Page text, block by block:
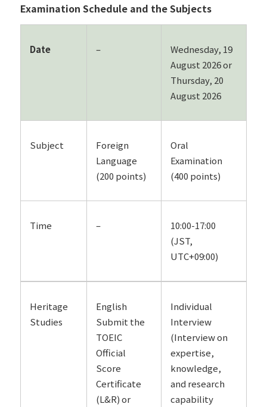
Examination Schedule and the Subjects
Date –
Wednesday, 19
August 2026 or
Thursday, 20
August 2026
Subject
Foreign
Language
(200 points)
Oral
Examination
(400 points)
Time –
10:00-17:00
(JST,
UTC+09:00)
Heritage
Studies
English
Submit the
TOEIC
Official
Score
Certificate
(L&R) or
Individual
Interview
(Interview on
expertise,
knowledge,
and research
capability